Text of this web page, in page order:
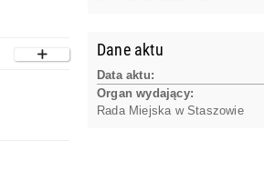
Dane aktu
Data aktu:
Organ wydający:
Rada Miejska w Staszowie